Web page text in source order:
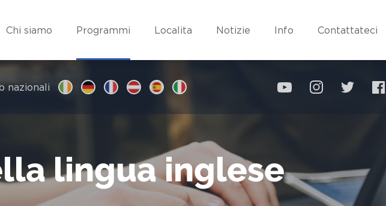
Chi siamo Programmi Localita Notizie Info Contattateci
nazionali
lingua inglese